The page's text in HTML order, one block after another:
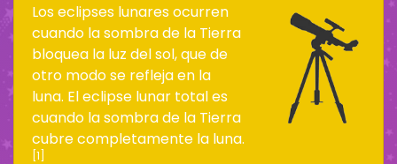
Los eclipses lunares ocurren
cuando la sombra de la Tierra
bloquea la luz del sol, que de
otro modo se refleja en la
luna. El eclipse lunar total es
cuando la sombra de la Tierra
cubre completamente la luna.
[1]